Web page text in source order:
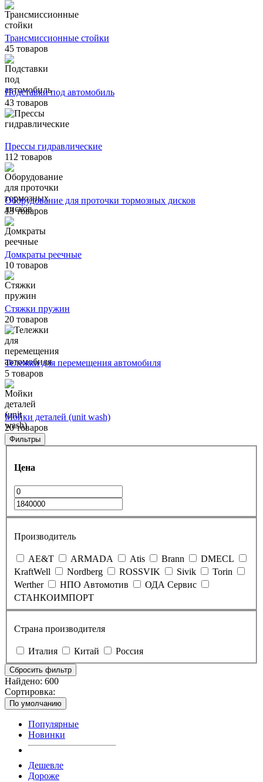
Трансмиссионные стойки
45 товаров
Подставки под автомобиль
43 товаров
Прессы гидравлические
112 товаров
Оборудование для проточки тормозных дисков
13 товаров
Домкраты реечные
10 товаров
Стяжки пружин
20 товаров
Тележки для перемещения автомобиля
5 товаров
Мойки деталей (unit wash)
20 товаров
Фильтры
Цена
Производитель
AE&T ARMADA Atis Brann
DMECL
KraftWell
Nordberg ROSSVIK Sivik
Torin
Werther
НПО Автомотив
ОДА Сервис
СТАНКОИМПОРТ
Страна производителя
Италия Китай Россия
Сбросить фильтр
Найдено: 600
Сортировка:
По умолчанию
Популярные
Новинки
Дешевле
Дороже